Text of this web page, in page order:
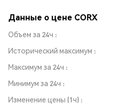
Данные о цене CORX
Объем за 24ч
Исторический максимум
Максимум за 24ч
Минимум за 24ч
Изменение цены (1ч)